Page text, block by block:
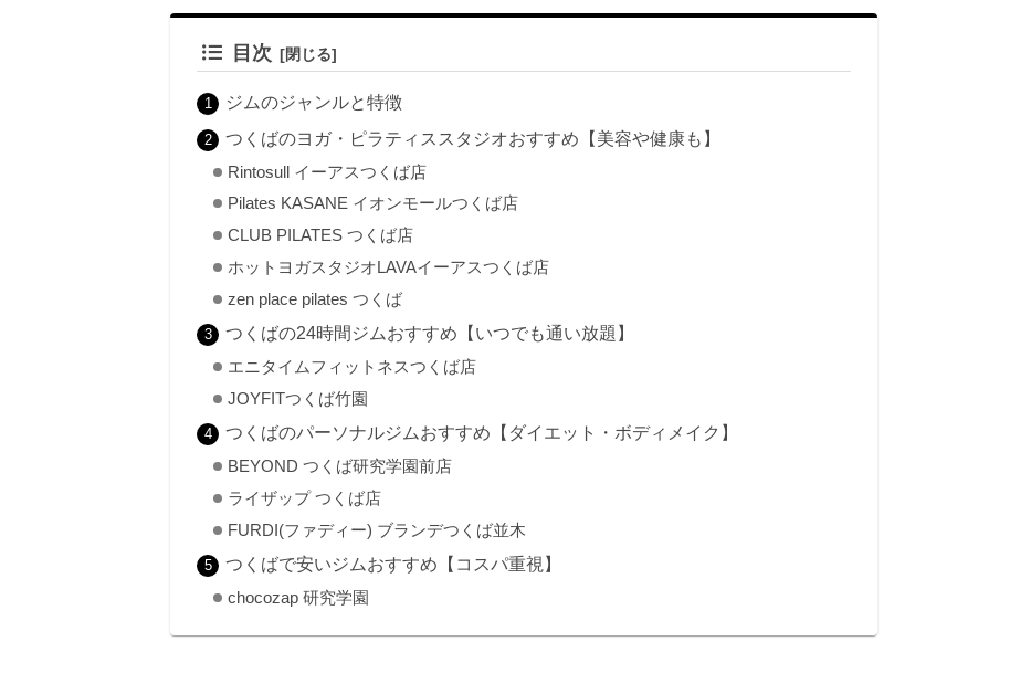
目次
ジムのジャンルと特徴
つくばのヨガ・ピラティススタジオおすすめ【美容や健康も】
Rintosull イーアスつくば店
Pilates KASANE イオンモールつくば店
CLUB PILATES つくば店
ホットヨガスタジオLAVAイーアスつくば店
zen place pilates つくば
つくばの24時間ジムおすすめ【いつでも通い放題】
エニタイムフィットネスつくば店
JOYFITつくば竹園
つくばのパーソナルジムおすすめ【ダイエット・ボディメイク】
BEYOND つくば研究学園前店
ライザップ つくば店
FURDI(ファディー) ブランデつくば並木
つくばで安いジムおすすめ【コスパ重視】
chocozap 研究学園